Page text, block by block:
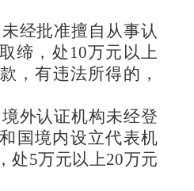
未经批准擅自从事认
缔，处10万元以上
，有违法所得的，
境外认证机构未经登
国境内设立代表机
处5万元以上20万元